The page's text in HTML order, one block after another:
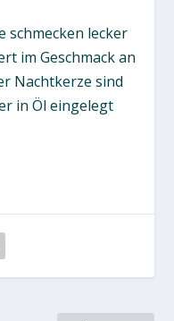
schmecken lecker
im Geschmack an
Nachtkerze sind
in Öl eingelegt